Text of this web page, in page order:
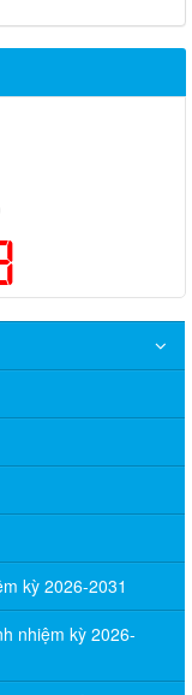
kỳ 2026-2031
nhiệm kỳ 2026-